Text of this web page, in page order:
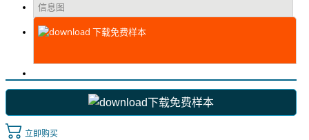
信息图
下载免费样本
下载免费样本
立即购买